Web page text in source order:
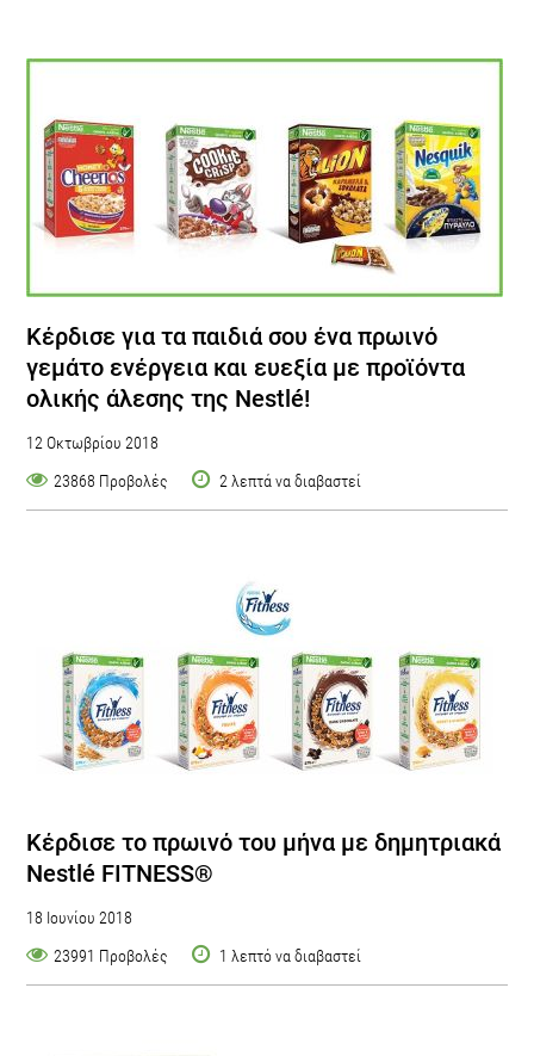
Κέρδισε για τα παιδιά σου ένα πρωινό
γεμάτο ενέργεια και ευεξία με προϊόντα
ολικής άλεσης της Nestlé!
12 Οκτωβρίου 2018
23868 Προβολές
2 λεπτά να διαβαστεί
Κέρδισε το πρωινό του μήνα με δημητριακά
Nestlé FITNESS®
18 Ιουνίου 2018
23991 Προβολές
1 λεπτό να διαβαστεί